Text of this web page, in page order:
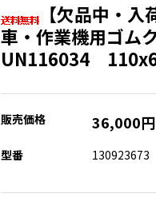
【欠品中・
車・作業機用ゴム
UN116034
販売価格 36,000
型番 130923673